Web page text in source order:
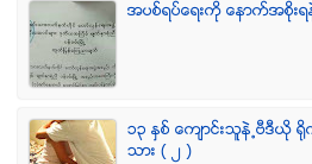
အပစ္ရပ္ေရးကို ေနာက္အစိုးရနဲ႔
၁၃ ႏွစ္ ေက်ာင္းသူနဲ႕ဗီဒီယို ရို
သား ( ၂ )